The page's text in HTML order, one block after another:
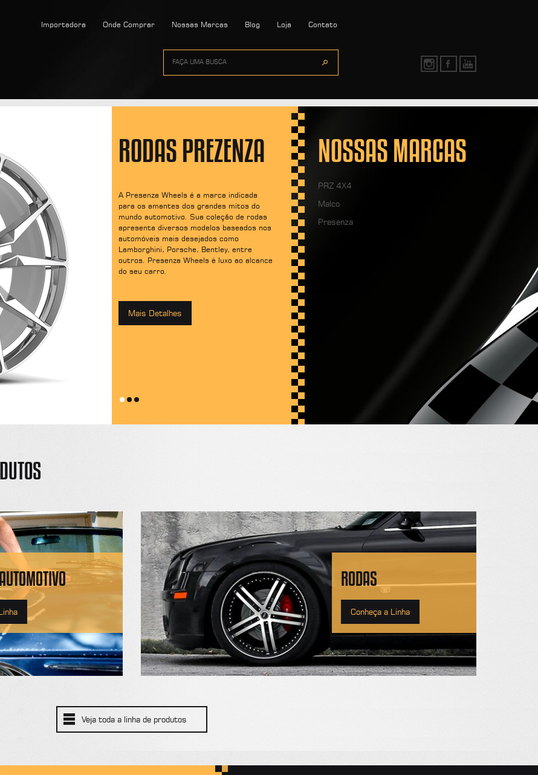
Importadora Onde Comprar Nossas Marcas Blog Loja Contato
RODAS PREZENZA
A Presenza Wheels é a marca indicada
para os amantes dos grandes mitos do
mundo automotivo. Sua coleção de rodas
apresenta diversos modelos baseados nos
automóveis mais desejados como
Lamborghini, Porsche, Bentley, entre
outros. Presenza Wheels é luxo ao alcance
do seu carro.
Mais Detalhes
NOSSAS MARCAS
PRZ 4X4
Malco
Presenza
RODAS
Conheça a Linha
Veja toda a linha de produtos